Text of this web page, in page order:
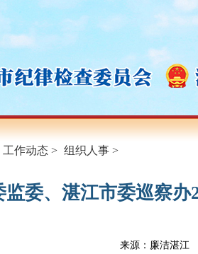
工作动态 > 组织人事 >
监委、湛江市委巡察
来源：廉洁湛江